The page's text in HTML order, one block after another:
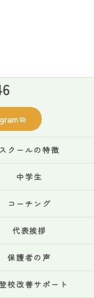
スクールの特徴
中学生
コーチング
代表挨拶
保護者の声
校改善サポート